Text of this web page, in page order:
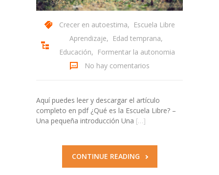
Crecer en autoestima, Escuela Libre
Aprendizaje, Edad temprana,
Educación, Formentar la autonomia
No hay comentarios
Aquí puedes leer y descargar el artículo
completo en pdf ¿Qué es la Escuela Libre? –
Una pequeña introducción Una […]
CONTINUE READING